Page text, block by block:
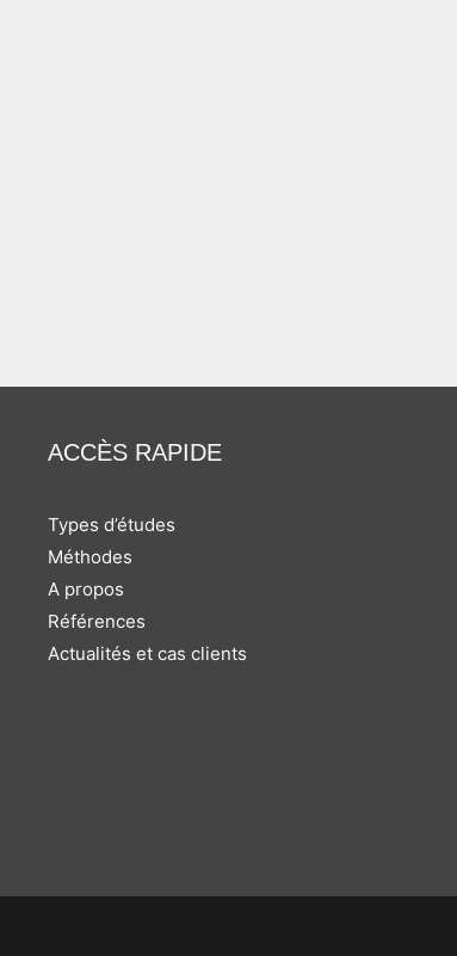
ACCÈS RAPIDE
Types d’études
Méthodes
A propos
Références
Actualités et cas clients